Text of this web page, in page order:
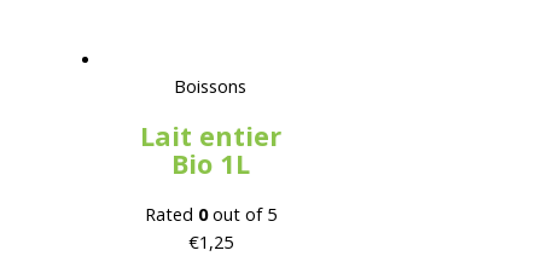
Boissons
Lait entier
Bio 1L
Rated 0out of 5
€1,25